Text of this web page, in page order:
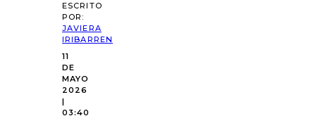
ESCRITO
POR:
JAVIERA
IRIBARREN
11
DE
MAYO
2026
|
03:40